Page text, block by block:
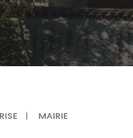
| MAIRIE